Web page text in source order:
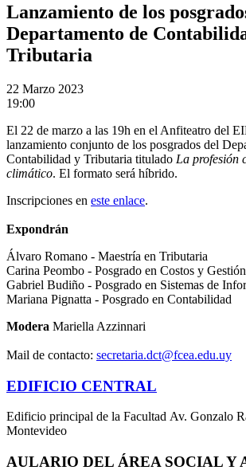
Lanzamiento de los
Departamento de
Tributaria
22 Marzo 2023
19:00
El 22 de marzo a las 19h en el Anfiteatro del
lanzamiento conjunto de los posgrados del
Contabilidad y Tributaria titulado La profesión
climático. El formato será híbrido.
Inscripciones en este enlace.
Expondrán
Álvaro Romano - Maestría en Tributaria
Carina Peombo - Posgrado en Costos y Gestión
Gabriel Budiño - Posgrado en Sistemas de
Mariana Pignatta - Posgrado en Contabilidad
Modera Mariella Azzinnari
Mail de contacto: secretaria.dct@fcea.edu.uy
EDIFICIO CENTRAL
Edificio principal de la Facultad Av. Gonzalo
Montevideo
AULARIO DEL ÁREA SOCIAL Y